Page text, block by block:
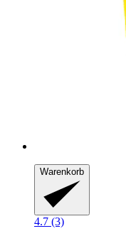
Warenkorb
4.7 (3)